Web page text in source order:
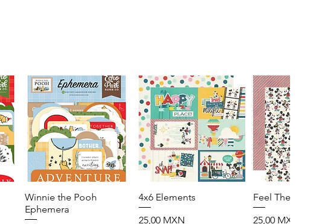
Vista rápida
Winnie the Pooh
Ephemera
Vista rápida
4x6 Elements
Precio
25,00 MXN
Vista
Feel The Magic
Precio
25,00 MXN